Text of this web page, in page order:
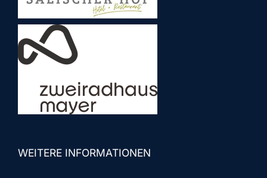
WEITERE INFORMATIONEN